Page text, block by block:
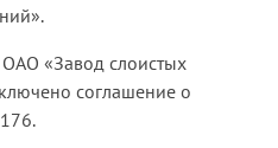
«Завод слоистых
соглашение о